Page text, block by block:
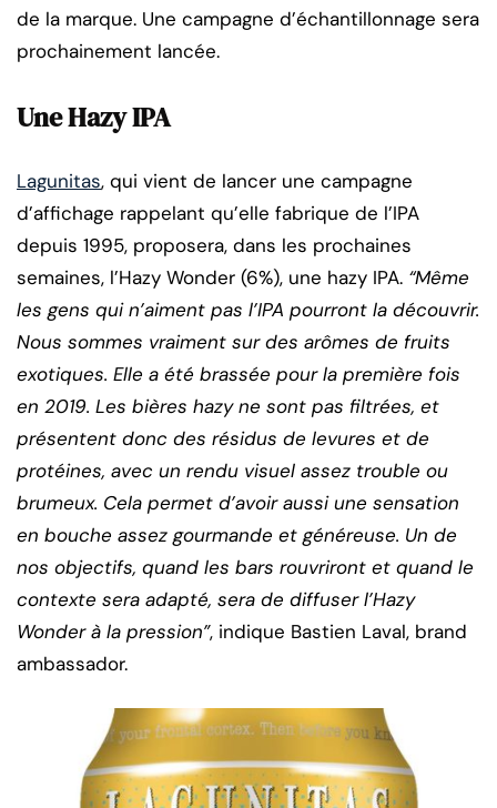
de la marque. Une campagne d’échantillonnage sera
prochainement lancée.
Une Hazy IPA
Lagunitas, qui vient de lancer une campagne
d’affichage rappelant qu’elle fabrique de l’IPA
depuis 1995, proposera, dans les prochaines
semaines, l’Hazy Wonder (6%), une hazy IPA. “Même
les gens qui n’aiment pas l’IPA pourront la découvrir.
Nous sommes vraiment sur des arômes de fruits
exotiques. Elle a été brassée pour la première fois
en 2019. Les bières hazy ne sont pas filtrées, et
présentent donc des résidus de levures et de
protéines, avec un rendu visuel assez trouble ou
brumeux. Cela permet d’avoir aussi une sensation
en bouche assez gourmande et généreuse. Un de
nos objectifs, quand les bars rouvriront et quand le
contexte sera adapté, sera de diffuser l’Hazy
Wonder à la pression”, indique Bastien Laval, brand
ambassador.